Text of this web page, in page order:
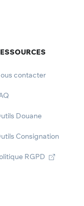
contacter
Douane
Consignation
RGPD